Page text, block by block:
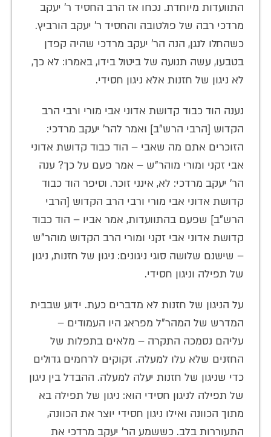
התוועדות מיוחדת. נכחו אז הרב החסיד ר' יעקב
מרדכי רבה של פולטובה והחסיד ר' יעקב הורביץ.
כשהחלו לנגן, הנה הר' יעקב מרדכי שהיה קפדן
בטבעו, עשה תנועה של ביטול בידו, באמרו: לא כך,
לא ניגון של חזנות אלא ניגון חסידי.
נענה הוד כבוד קדושת אדוני אבי מורי ורבי הרב
הקדוש [הרבי הרש"ב] ואמר להר' יעקב מרדכי:
הזוכרים אתם מה שאבי – הוד כבוד קדושת אדוני
אבי זקני ומורי מוהר"ש – אמר פעם על כך? ענה
הר' יעקב מרדכי: לא, אינני זוכר. וסיפר הוד כבוד
קדושת אדוני אבי מורי ורבי הרב הקדוש [הרבי
הרש"ב] שפעם בהתוועדות, אמר אביו – הוד כבוד
קדושת אדוני אבי זקני ומורי הרב הקדוש מוהר"ש
– שישנם שלושה סוגי ניגונים: ניגון של חזנות, ניגון
של תפילה וניגון חסידי.
על הניגון של חזנות לא מדברים כעת. ידוע שבבית
המדרש של המהר"ל מפראג היו העמודים –
עליהם נסמכה התקרה – מלאים בתפלות של
החזנים שלא עלו למעלה. זקוקים לרחמים גדולים
כדי שניגון של חזנות יעלה למעלה. ההבדל בין ניגון
של תפילה לניגון חסידי הוא: ניגון של תפילה בא
מתוך הכוונה ואילו ניגון חסידי יוצר את הכוונה,
התעוררות בלב. כששמע הר' יעקב מרדכי את